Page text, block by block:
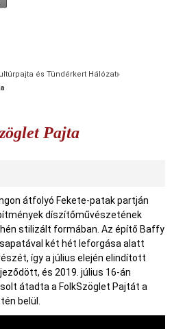
és Tündérkert Hálózat
Pajta
átfolyó Fekete-patak partján
díszítőművészetének
stilizált formában. Az építő Baffy
két hét leforgása alatt
így a július elején elindított
és 2019. július 16-án
átadta a FolkSzöglet Pajtát a
belül.